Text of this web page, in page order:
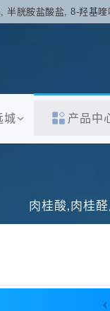
半胱胺盐酸盐, 8-羟基
城 产品中
肉桂酸,肉桂